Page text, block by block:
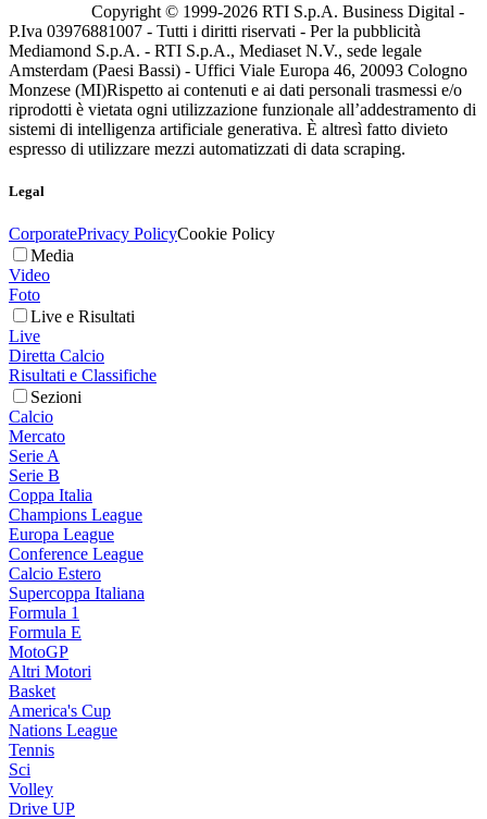
Copyright © 1999-2026 RTI S.p.A. Business Digital -
P.Iva 03976881007 - Tutti i diritti riservati - Per la pubblicità
Mediamond S.p.A. - RTI S.p.A., Mediaset N.V., sede legale
Amsterdam (Paesi Bassi) - Uffici Viale Europa 46, 20093 Cologno
Monzese (MI)Rispetto ai contenuti e ai dati personali trasmessi e/o
riprodotti è vietata ogni utilizzazione funzionale all’addestramento di
sistemi di intelligenza artificiale generativa. È altresì fatto divieto
espresso di utilizzare mezzi automatizzati di data scraping.
Legal
CorporatePrivacy PolicyCookie Policy
Media
Video
Foto
Live e Risultati
Live
Diretta Calcio
Risultati e Classifiche
Sezioni
Calcio
Mercato
Serie A
Serie B
Coppa Italia
Champions League
Europa League
Conference League
Calcio Estero
Supercoppa Italiana
Formula 1
Formula E
MotoGP
Altri Motori
Basket
America's Cup
Nations League
Tennis
Sci
Volley
Drive UP